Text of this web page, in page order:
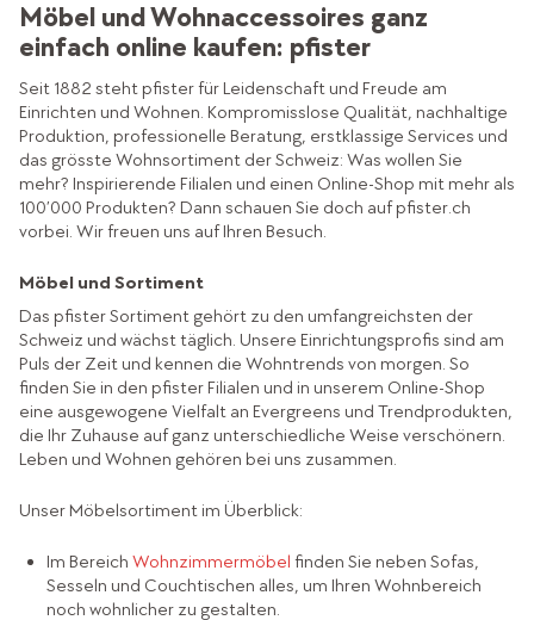
Möbel und Wohnaccessoires ganz
einfach online kaufen: pfister
Seit 1882 steht pfister für Leidenschaft und Freude am
Einrichten und Wohnen. Kompromisslose Qualität, nachhaltige
Produktion, professionelle Beratung, erstklassige Services und
das grösste Wohnsortiment der Schweiz: Was wollen Sie
mehr? Inspirierende Filialen und einen Online-Shop mit mehr als
100’000 Produkten? Dann schauen Sie doch auf pfister.ch
vorbei. Wir freuen uns auf Ihren Besuch.
Möbel und Sortiment
Das pfister Sortiment gehört zu den umfangreichsten der
Schweiz und wächst täglich. Unsere Einrichtungsprofis sind am
Puls der Zeit und kennen die Wohntrends von morgen. So
finden Sie in den pfister Filialen und in unserem Online-Shop
eine ausgewogene Vielfalt an Evergreens und Trendprodukten,
die Ihr Zuhause auf ganz unterschiedliche Weise verschönern.
Leben und Wohnen gehören bei uns zusammen.
Unser Möbelsortiment im Überblick:
Im BereichWohnzimmermöbel finden Sie neben Sofas,
Sesseln und Couchtischen alles, um Ihren Wohnbereich
noch wohnlicher zu gestalten.